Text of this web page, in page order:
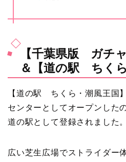
【千葉県版 ガチ
＆【道の駅 ちくら
【道の駅 ちくら・潮風王国
センターとしてオープンした
道の駅として登録されました。
広い芝生広場でストライダー